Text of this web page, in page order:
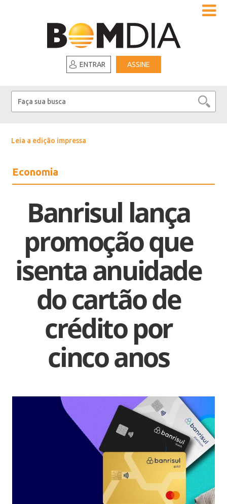
ENTRAR ASSINE
Leia a edição impressa
Economia
Banrisul lança
promoção que
isenta anuidade
do cartão de
crédito por
cinco anos